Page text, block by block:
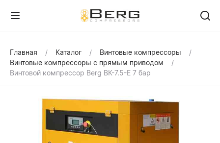
Главная Каталог
Винтовые компрессоры
Винтовые компрессоры с прямым приводом
Винтовой компрессор Berg ВК-7.5-Е 7 бар